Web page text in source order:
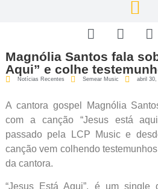
Magnólia Santos fala
Aqui” e colhe
Notícias Recentes Semear Music abril 30,
A cantora gospel Magnólia
com a canção “Jesus está
passado pela LCP Music e
canção vem colhendo
da cantora.
“Jesus Está Aqui”, é um single